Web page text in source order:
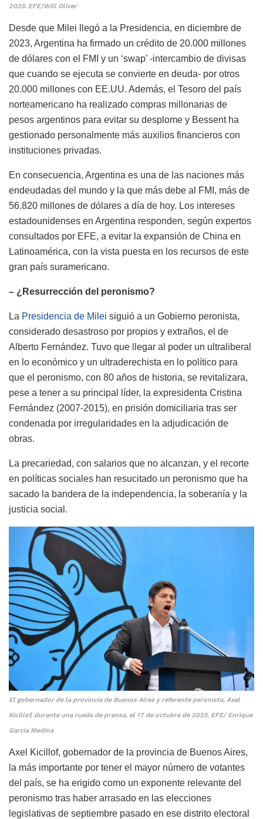
2025. EFE/Will Oliver
Desde que Milei llegó a la Presidencia, en diciembre de
2023, Argentina ha firmado un crédito de 20.000 millones
de dólares con el FMI y un ‘swap’ -intercambio de divisas
que cuando se ejecuta se convierte en deuda- por otros
20.000 millones con EE.UU. Además, el Tesoro del país
norteamericano ha realizado compras millonarias de
pesos argentinos para evitar su desplome y Bessent ha
gestionado personalmente más auxilios financieros con
instituciones privadas.
En consecuencia, Argentina es una de las naciones más
endeudadas del mundo y la que más debe al FMI, más de
56.820 millones de dólares a día de hoy. Los intereses
estadounidenses en Argentina responden, según expertos
consultados por EFE, a evitar la expansión de China en
Latinoamérica, con la vista puesta en los recursos de este
gran país suramericano.
– ¿Resurrección del peronismo?
La Presidencia de Milei siguió a un Gobierno peronista,
considerado desastroso por propios y extraños, el de
Alberto Fernández. Tuvo que llegar al poder un ultraliberal
en lo económico y un ultraderechista en lo político para
que el peronismo, con 80 años de historia, se revitalizara,
pese a tener a su principal líder, la expresidenta Cristina
Fernández (2007-2015), en prisión domiciliaria tras ser
condenada por irregularidades en la adjudicación de
obras.
La precariedad, con salarios que no alcanzan, y el recorte
en políticas sociales han resucitado un peronismo que ha
sacado la bandera de la independencia, la soberanía y la
justicia social.
El gobernador de la provincia de Buenos Aires y referente peronista, Axel
Kicillof, durante una rueda de prensa, el 17 de octubre de 2025. EFE/ Enrique
Garcia Medina
Axel Kicillof, gobernador de la provincia de Buenos Aires,
la más importante por tener el mayor número de votantes
del país, se ha erigido como un exponente relevante del
peronismo tras haber arrasado en las elecciones
legislativas de septiembre pasado en ese distrito electoral